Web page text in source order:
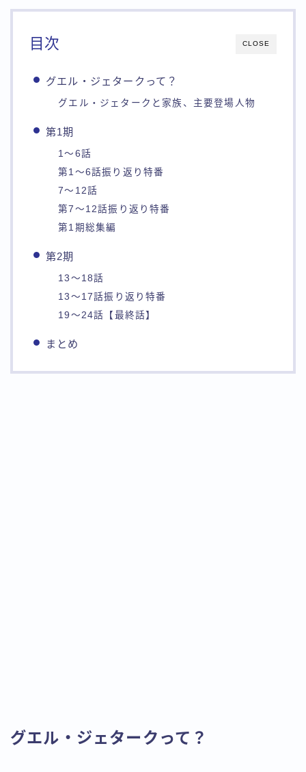
CLOSE
目次
グエル・ジェタークって？
グエル・ジェタークと家族、主要登場人物
第1期
1～6話
第1～6話振り返り特番
7～12話
第7～12話振り返り特番
第1期総集編
第2期
13～18話
13～17話振り返り特番
19～24話【最終話】
まとめ
グエル・ジェタークって？